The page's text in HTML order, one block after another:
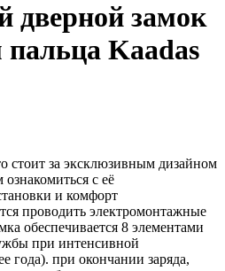
дверной замок
пальца Kaadas
стоит за эксклюзивным дизайном
с её
и комфорт
проводить электромонтажные
обеспечивается 8 элементами
при интенсивной
года). при окончании заряда,